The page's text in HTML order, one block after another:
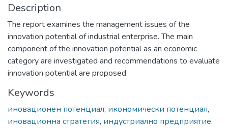
Description
The report examines the management issues of the
innovation potential of industrial enterprise. The main
component of the innovation potential as an economic
category are investigated and recommendations to evaluate
innovation potential are proposed.
Keywords
иновационен потенциал, икономически потенциал,
иновационна стратегия, индустриално предприятие,